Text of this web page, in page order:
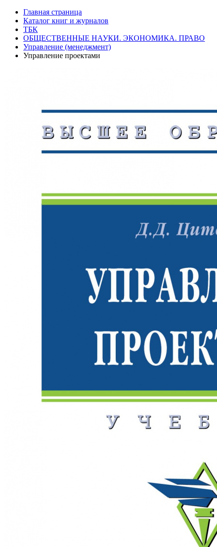
Главная страница
Каталог книг и журналов
ТБК
ОБЩЕСТВЕННЫЕ НАУКИ. ЭКОНОМИКА. ПРАВО
Управление (менеджмент)
Управление проектами